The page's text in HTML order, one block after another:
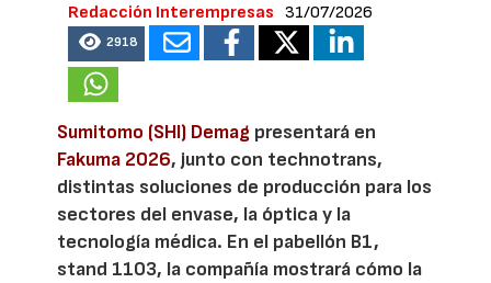
Redacción Interempresas 31/07/2026
2918
Sumitomo (SHI) Demag presentará en
Fakuma 2026, junto con technotrans,
distintas soluciones de producción para los
sectores del envase, la óptica y la
tecnología médica. En el pabellón B1,
stand 1103, la compañía mostrará cómo la